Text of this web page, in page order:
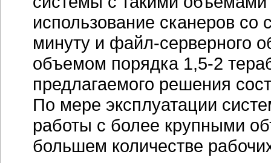
использование сканеров со
минуту и файл-серверного
объемом порядка 1,5-2
предлагаемого решения
По мере эксплуатации
работы с более крупными
большем количестве